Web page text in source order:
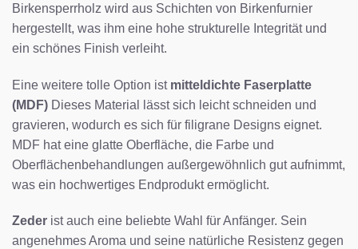
Birkensperrholz wird aus Schichten von Birkenfurnier
hergestellt, was ihm eine hohe strukturelle Integrität und
ein schönes Finish verleiht.
Eine weitere tolle Option ist mitteldichte Faserplatte
(MDF) Dieses Material lässt sich leicht schneiden und
gravieren, wodurch es sich für filigrane Designs eignet.
MDF hat eine glatte Oberfläche, die Farbe und
Oberflächenbehandlungen außergewöhnlich gut aufnimmt,
was ein hochwertiges Endprodukt ermöglicht.
Zeder ist auch eine beliebte Wahl für Anfänger. Sein
angenehmes Aroma und seine natürliche Resistenz gegen